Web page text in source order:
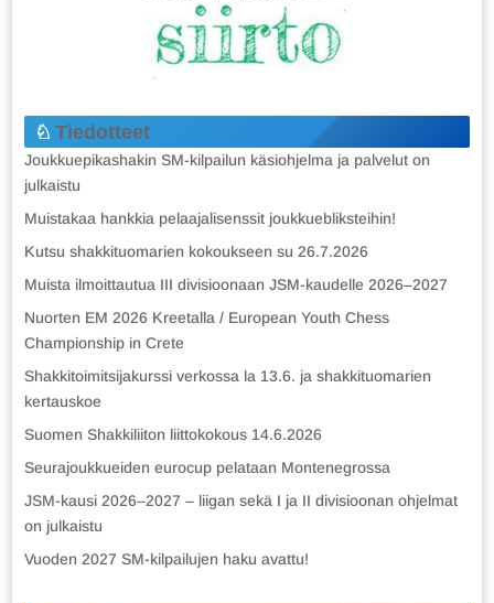
Tiedotteet
Joukkuepikashakin SM-kilpailun käsiohjelma ja palvelut on
julkaistu
Muistakaa hankkia pelaajalisenssit joukkuebliksteihin!
Kutsu shakkituomarien kokoukseen su 26.7.2026
Muista ilmoittautua III divisioonaan JSM-kaudelle 2026–2027
Nuorten EM 2026 Kreetalla / European Youth Chess
Championship in Crete
Shakkitoimitsijakurssi verkossa la 13.6. ja shakkituomarien
kertauskoe
Suomen Shakkiliiton liittokokous 14.6.2026
Seurajoukkueiden eurocup pelataan Montenegrossa
JSM-kausi 2026–2027 – liigan sekä I ja II divisioonan ohjelmat
on julkaistu
Vuoden 2027 SM-kilpailujen haku avattu!